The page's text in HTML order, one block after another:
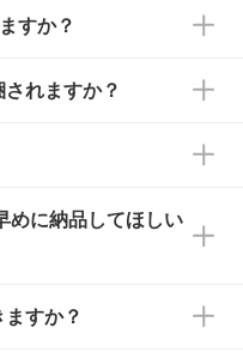
日以降のご連絡
ます。
すか？
おりますが、自
いに対応可能で
委員会や個人様
同様の条件でご
れますか？
ただいた場合の
ル添付でお送りし
関する備考欄』
から約2週間～2
めに納品してほしい
問い合わせ・お
すか？